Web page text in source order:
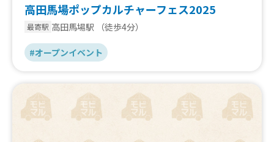
高田馬場ポップカルチャーフェス2025
最寄駅 高田馬場駅 （徒歩4分）
#オープンイベント